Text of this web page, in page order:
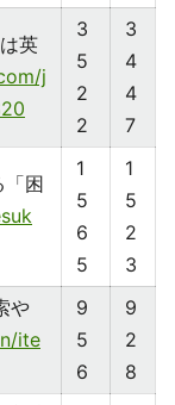
英
j
3
5
2
2
3
4
4
7
「困
1
5
6
5
1
5
2
3
や
ite
9
5
6
9
2
8